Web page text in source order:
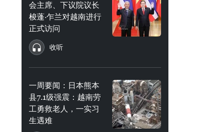
会主席、下议院议长
梭蓬·乍兰对越南进行
正式访问
收听
一周要闻：日本熊本
县7.1级强震：越南劳
工勇救老人，一实习
生遇难